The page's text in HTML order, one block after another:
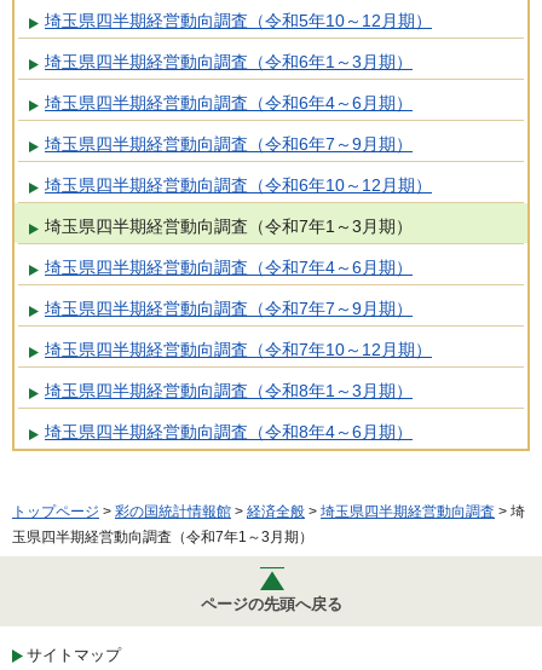
埼玉県四半期経営動向調査（令和5年10～12月期）
埼玉県四半期経営動向調査（令和6年1～3月期）
埼玉県四半期経営動向調査（令和6年4～6月期）
埼玉県四半期経営動向調査（令和6年7～9月期）
埼玉県四半期経営動向調査（令和6年10～12月期）
埼玉県四半期経営動向調査（令和7年1～3月期）
埼玉県四半期経営動向調査（令和7年4～6月期）
埼玉県四半期経営動向調査（令和7年7～9月期）
埼玉県四半期経営動向調査（令和7年10～12月期）
埼玉県四半期経営動向調査（令和8年1～3月期）
埼玉県四半期経営動向調査（令和8年4～6月期）
トップページ > 彩の国統計情報館 > 経済全般 > 埼玉県四半期経営動向調査 > 埼
玉県四半期経営動向調査（令和7年1～3月期）
ページの先頭へ戻る
サイトマップ